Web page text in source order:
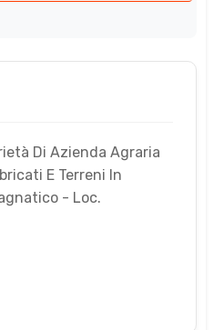
Di Azienda Agraria
E Terreni In
- Loc.